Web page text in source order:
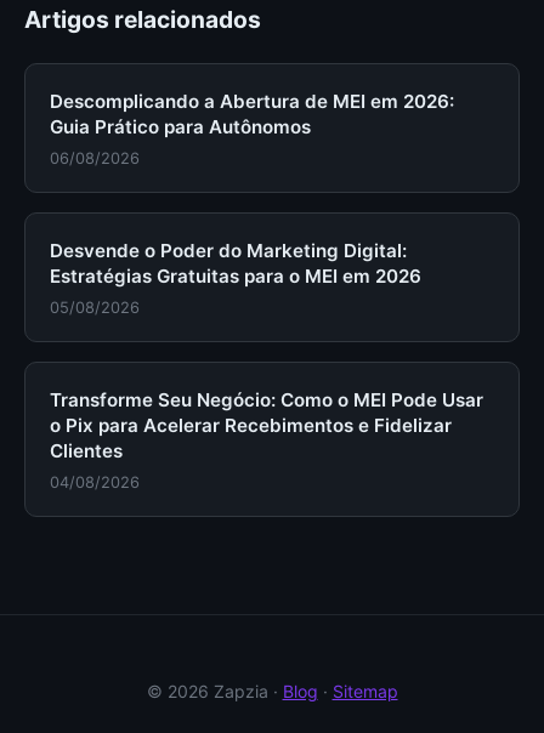
Artigos relacionados
Descomplicando a Abertura de MEI em 2026:
Guia Prático para Autônomos
06/08/2026
Desvende o Poder do Marketing Digital:
Estratégias Gratuitas para o MEI em 2026
05/08/2026
Transforme Seu Negócio: Como o MEI Pode Usar
o Pix para Acelerar Recebimentos e Fidelizar
Clientes
04/08/2026
© 2026 Zapzia · Blog · Sitemap